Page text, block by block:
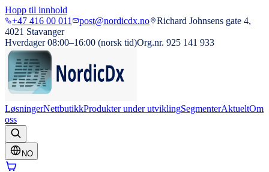
Hopp til innhold
+47 416 00 011
post@nordicdx.no
Richard Johnsens gate 4,
4021 Stavanger
Hverdager 08:00–16:00 (norsk tid)Org.nr. 925 141 933
LøsningerNettbutikkProdukter under utviklingSegmenterAktueltOm
oss
NO